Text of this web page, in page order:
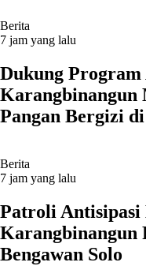
Berita
7 jam yang lalu
Dukung Program
Karangbinangun
Pangan Bergizi
Berita
7 jam yang lalu
Patroli Antisipasi
Karangbinangun
Bengawan Solo